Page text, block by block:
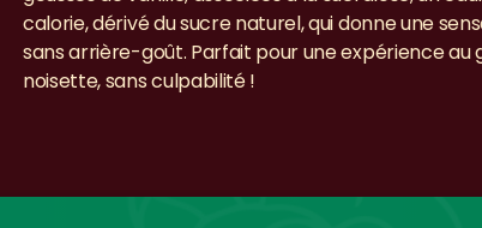
calorie, dérivé du sucre naturel, qui donne une
sans arrière-goût. Parfait pour une expérience au
noisette, sans culpabilité !